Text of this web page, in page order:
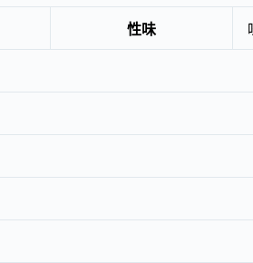
性味